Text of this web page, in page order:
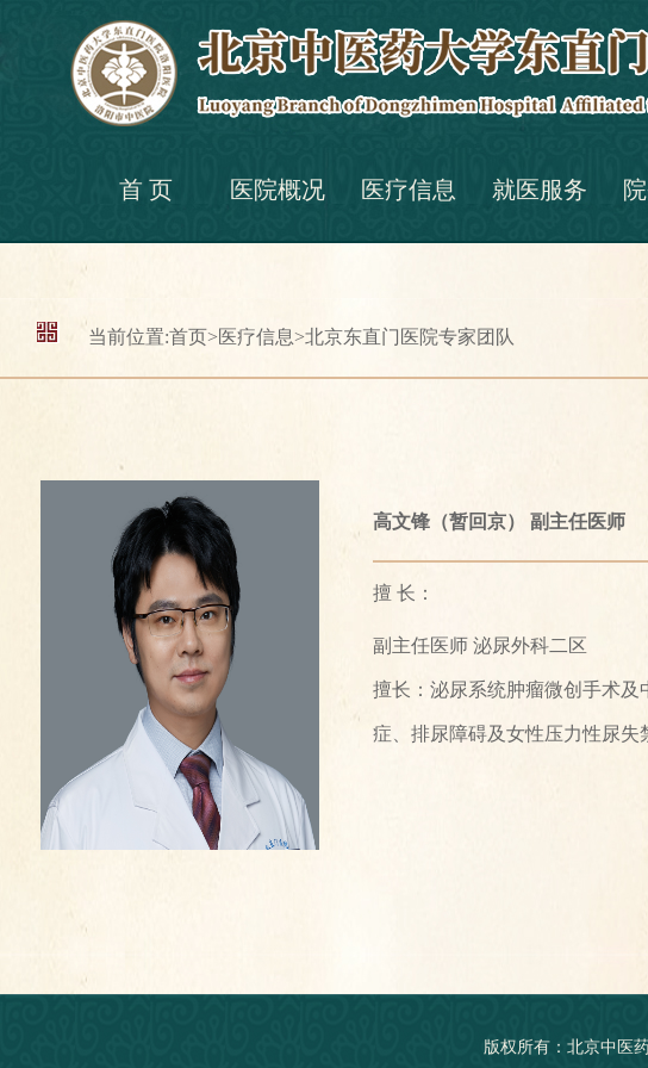
首 页 医院概况 医疗信息 就医服务
当前位置:首页>医疗信息>北京东直门医院专家团队
高文锋（暂回京） 副主任医师
擅 长：
副主任医师 泌尿外科二区
擅长：泌尿系统肿瘤微创手术
症、排尿障碍及女性压力性尿失
版权所有：北京中医